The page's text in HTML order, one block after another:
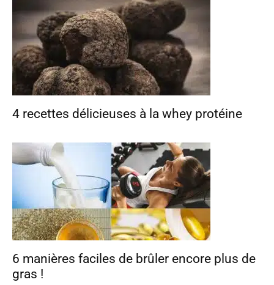
4 recettes délicieuses à la whey protéine
6 manières faciles de brûler encore plus de
gras !